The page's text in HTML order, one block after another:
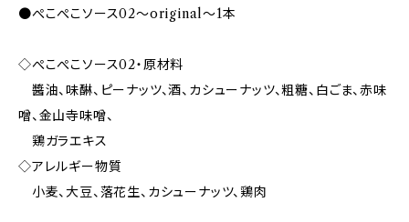
●ぺこぺこソース02～original～1本
◇ぺこぺこソース02・原材料
醬油、味醂、ピーナッツ、酒、カシューナッツ、粗糖、白ごま、赤味
噌、金山寺味噌、
鶏ガラエキス
◇アレルギー物質
小麦、大豆、落花生、カシューナッツ、鶏肉